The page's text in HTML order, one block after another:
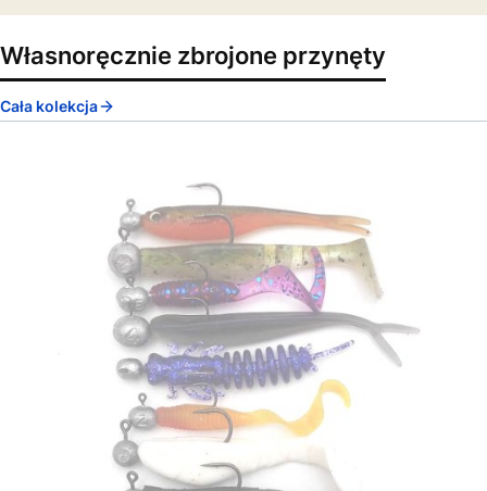
Własnoręcznie zbrojone przynęty
Cała kolekcja